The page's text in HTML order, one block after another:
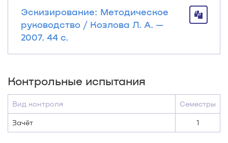
Эскизирование: Методическое
руководство / Козлова Л. А. —
2007. 44 с.
Контрольные испытания
Вид контроля Семестры
Зачёт 1